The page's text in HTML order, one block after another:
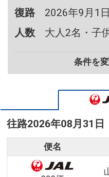
復路
2026年9月1
人数
大人2名・子
条件を
往路2026年08月31日
便名